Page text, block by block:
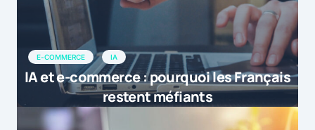
E-COMMERCE IA
IA et e-commerce : pourquoi les Français
restent méfiants